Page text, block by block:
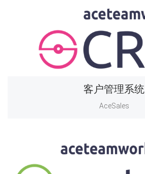
客户管理系统
AceSales